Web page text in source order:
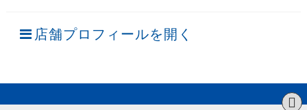
店舗プロフィールを開く